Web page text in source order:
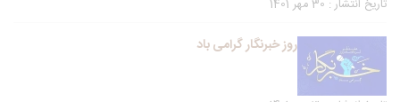
تاریخ انتشار : 30 مهر 1401
روز خبرنگار گرامی باد